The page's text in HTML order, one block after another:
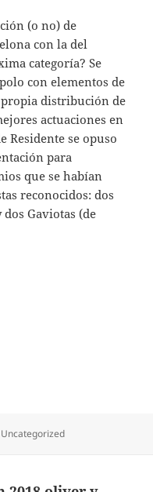
(o no) de
con la del
categoría? Se
con elementos de
distribución de
actuaciones en
Residente se opuso
para
que se habían
reconocidos: dos
Gaviotas (de
Categorías
Uncategorized